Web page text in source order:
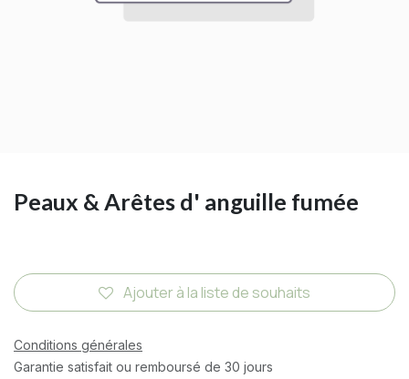
Peaux & Arêtes d' anguille fumée
Ajouter à la liste de souhaits
Conditions générales
Garantie satisfait ou remboursé de 30 jours